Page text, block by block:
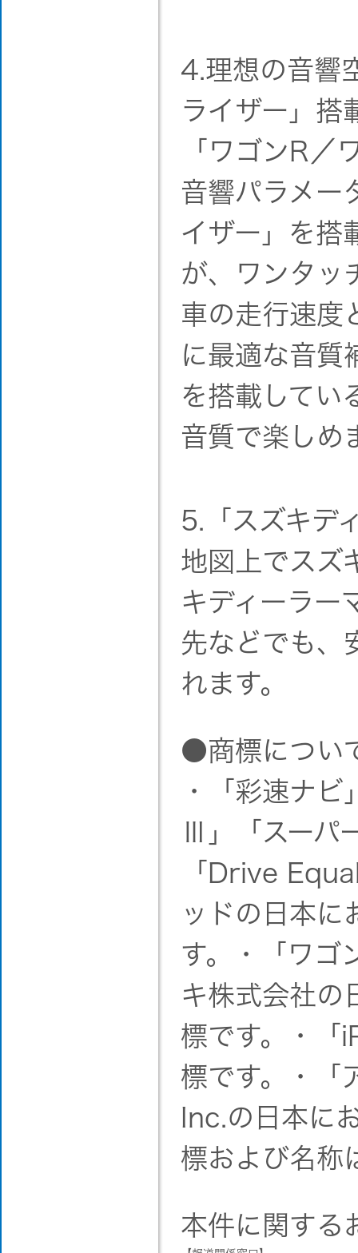
4.理想の音響
ライザー」搭
「ワゴンR／
音響パラメー
イザー」を搭
が、ワンタッ
車の走行速度
に最適な音
を搭載してい
音質で楽しめ
5.「スズキデ
地図上でスズ
キディーラー
先などでも、
れます。
●商標につい
・「彩速ナ
Ⅲ」「スーパ
「Drive
ッドの日本に
す。・「ワゴ
キ株式会社の
標です。・「
標です。・「
Inc.の日本に
標および名称
本件に関する